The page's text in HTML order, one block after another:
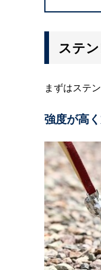
ステ
まずはステ
強度が高